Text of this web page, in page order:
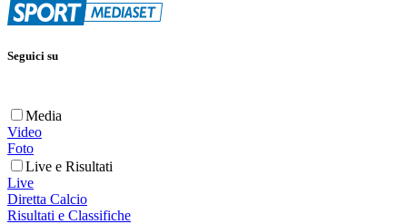
Seguici su
Media
Video
Foto
Live e Risultati
Live
Diretta Calcio
Risultati e Classifiche